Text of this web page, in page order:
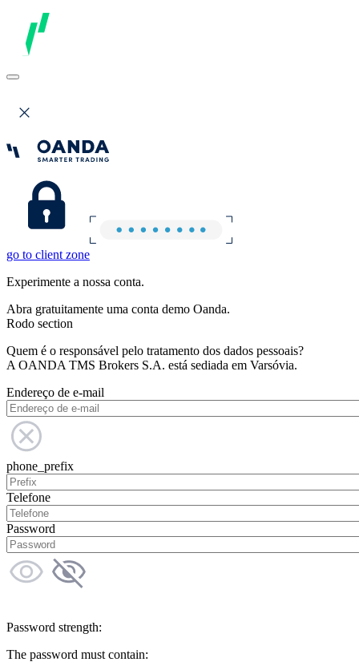
go to client zone
Experimente a nossa conta.
Abra gratuitamente uma conta demo Oanda.
Rodo section
Quem é o responsável pelo tratamento dos dados pessoais?
A OANDA TMS Brokers S.A. está sediada em Varsóvia.
Endereço de e-mail
phone_prefix
Telefone
Password
Password strength:
The password must contain: